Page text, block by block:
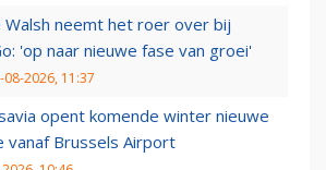
Walsh neemt het roer over bij
'op naar nieuwe fase van groei'
08-2026, 11:37
opent komende winter nieuwe
vanaf Brussels Airport